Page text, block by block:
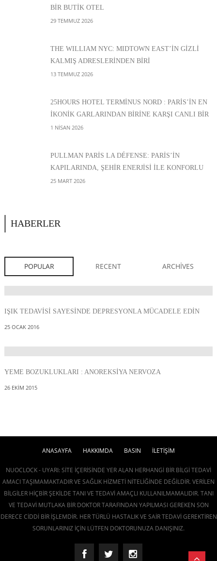
BİR BUTİK OTEL
29 TEMMUZ 2026
THE WILLIAM NYC: MIDTOWN EAST’İN GİZLİ
KALMIŞ ADRESLERİNDEN BİRİ
13 TEMMUZ 2026
25HOURS HOTEL TERMINUS NORD : PARIS’IN EN
IKONIK GARLARINDAN BIRINE KARŞI CANLI BIR
DENEYIM
1 NISAN 2026
PULLMAN PARIS LA DÉFENSE: PARIS’IN
KAPILARINDA, ŞEHIR ENERJISI ILE KONFORLU
BIR MOLA ARASINDA
25 MART 2026
HABERLER
POPULAR RECENT ARCHIVES
IŞIK TEDAVISI SAYESINDE DEPRESYONLA MÜCADELE EDIN
25 OCAK 2016
YEME BOZUKLUKLARI : ANOREKSIYA NERVOZA
26 EKIM 2015
ANASAYFA HAKKIMDA BASIN İLETİŞİM
NUOCLOCK - UYARI: SITE IÇERISINDE YER ALAN HERHANGI BIR BILGI TEDAVI
AMACI TAŞIMAMAKTADIR VE SAĞLIK HIZMETI NITELIĞINDE DEĞILDIR. VERILEN
BILGILER HIÇBIR ŞEKILDE TANI VE TEDAVI AMAÇLI KULLANILMAMALIDIR. TANI
VE TEDAVI MUTLAKA BIR DOKTOR TARAFINDAN YAPILMASI GEREKEN SON
DERECE CIDDI BIR IŞLEMDIR. HER TÜRLÜ HASTALIK VE SAIR TEDAVI GEREKTIREN
SORUNLARINIZ IÇIN LÜTFEN DOKTORUNUZA DANIŞINIZ.